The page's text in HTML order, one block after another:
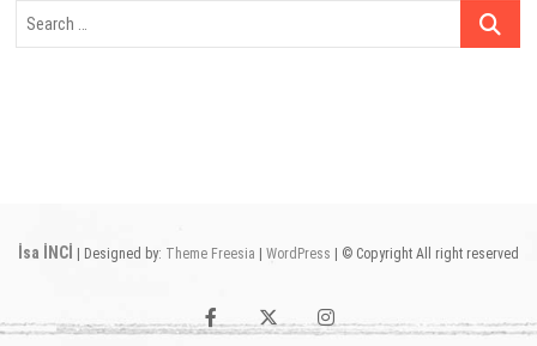
Search
İsa İNCİ | Designed by: Theme Freesia WordPress | © Copyright All right reserved
facebooktwitterinstagram